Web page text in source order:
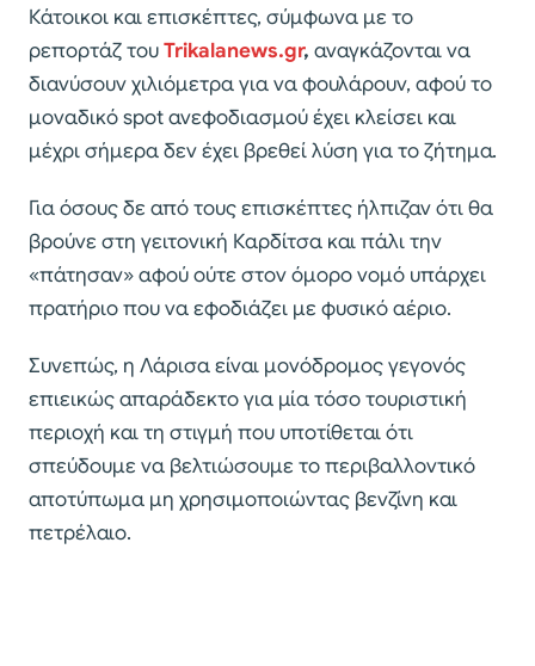
Κάτοικοι και επισκέπτες, σύμφωνα με το
ρεπορτάζ τουTrikalanews.gr, αναγκάζονται να
διανύσουν χιλιόμετρα για να φουλάρουν, αφού το
μοναδικό spot ανεφοδιασμού έχει κλείσει και
μέχρι σήμερα δεν έχει βρεθεί λύση για το ζήτημα.
Για όσους δε από τους επισκέπτες ήλπιζαν ότι θα
βρούνε στη γειτονική Καρδίτσα και πάλι την
«πάτησαν» αφού ούτε στον όμορο νομό υπάρχει
πρατήριο που να εφοδιάζει με φυσικό αέριο.
Συνεπώς, η Λάρισα είναι μονόδρομος γεγονός
επιεικώς απαράδεκτο για μία τόσο τουριστική
περιοχή και τη στιγμή που υποτίθεται ότι
σπεύδουμε να βελτιώσουμε το περιβαλλοντικό
αποτύπωμα μη χρησιμοποιώντας βενζίνη και
πετρέλαιο.